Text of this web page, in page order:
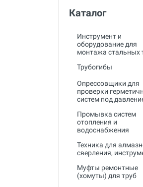
Опрессовщики для
Промывка систем
водоснабжения
сверления, инструмент
Муфты ремонтные
Гидродинамические
для промывки труб
Машины и инструмент
Ручной инструмент
Каталог
Инструмент и
оборудование для
монтажа стальных
Трубогибы
Опрессовщики для
проверки
систем под
Промывка систем
отопления и
водоснабжения
Техника для
сверления,
Муфты ремонтные
(хомуты) для труб